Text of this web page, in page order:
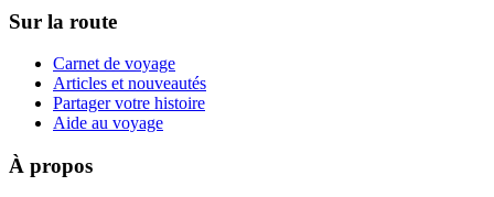
Sur la route
Carnet de voyage
Articles et nouveautés
Partager votre histoire
Aide au voyage
À propos